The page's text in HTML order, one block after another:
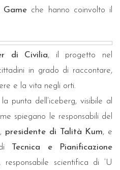
Game che hanno coinvolto il
di Civilia, il progetto nel
in grado di raccontare,
e la vita negli orti.
punta dell’iceberg, visibile al
spiegano le responsabili del
, presidente di Talità Kum, e
Tecnica e Pianificazione
, responsabile scientifica di ‘U